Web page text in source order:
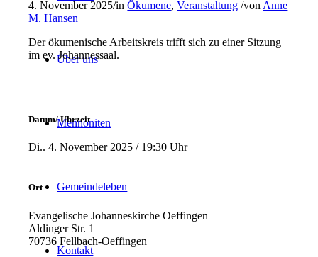
Über uns
Mennoniten
Gemeindeleben
Kontakt
4. November 2025/inÖkumene,Veranstaltung /von Anne
M. Hansen
Der ökumenische Arbeitskreis trifft sich zu einer Sitzung
im ev. Johannessaal.
Datum/ Uhrzeit
Di.. 4. November 2025 / 19:30 Uhr
Ort
Evangelische Johanneskirche Oeffingen
Aldinger Str. 1
70736 Fellbach-Oeffingen